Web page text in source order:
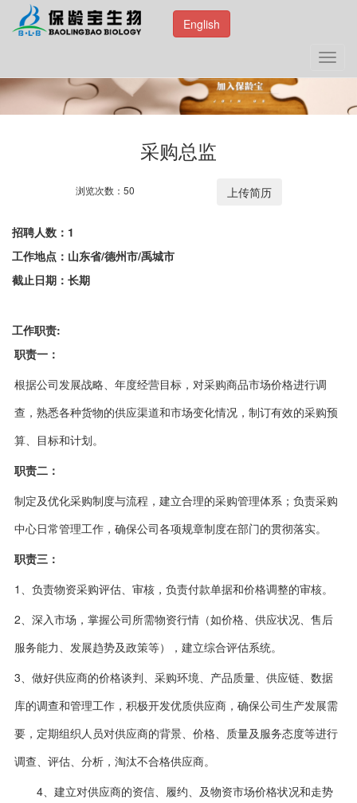
English
采购总监
浏览次数：50
招聘人数：1
工作地点：山东省/德州市/禹城市
截止日期：长期
工作职责:
职责一：
根据公司发展战略、年度经营目标，对采购商品市场价格进行调
查，熟悉各种货物的供应渠道和市场变化情况，制订有效的采购预
算、目标和计划。
职责二：
制定及优化采购制度与流程，建立合理的采购管理体系；负责采购
中心日常管理工作，确保公司各项规章制度在部门的贯彻落实。
职责三：
1、负责物资采购评估、审核，负责付款单据和价格调整的审核。
2、深入市场，掌握公司所需物资行情（如价格、供应状况、售后
服务能力、发展趋势及政策等），建立综合评估系统。
3、做好供应商的价格谈判、采购环境、产品质量、供应链、数据
库的调查和管理工作，积极开发优质供应商，确保公司生产发展需
要，定期组织人员对供应商的背景、价格、质量及服务态度等进行
调查、评估、分析，淘汰不合格供应商。
4、建立对供应商的资信、履约、及物资市场价格状况和走势